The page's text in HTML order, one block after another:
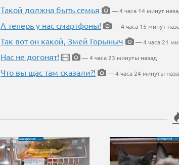
Такой должна быть семья
— 4 часа 14 минут
А теперь у нас смартфоны!
— 4 часа 15 минут
Так вот он какой, Змей Горыныч
— 4 часа 21
Нас не догонят!
— 4 часа 23 минуты назад
Что вы щас там сказали?! — 4 часа 24 минуты